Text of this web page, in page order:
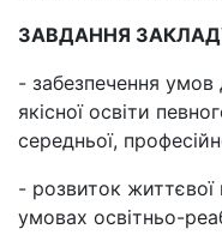
ЗАВДАННЯ
- забезпечення
якісної освіти
середньої,
- розвиток життєвої
умовах освітньо-